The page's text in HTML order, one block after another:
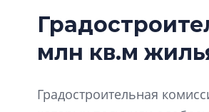
млн кв.м
Градостроительная